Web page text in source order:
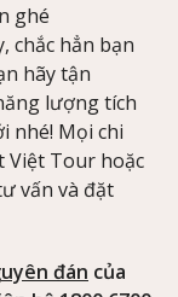
ghé
chắc hẳn bạn
hãy tận
lượng tích
nhé! Mọi chi
Việt Tour hoặc
vấn và đặt
đán của